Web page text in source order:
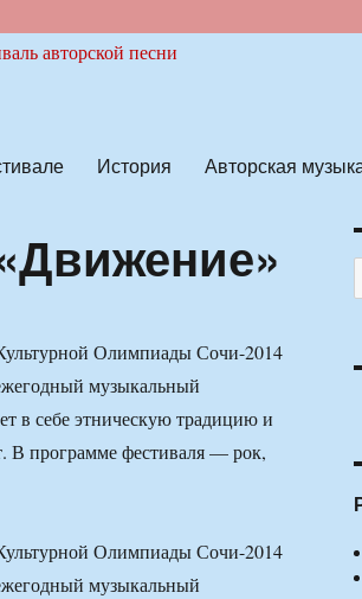
История Авторская
Олимпиады Сочи-2014
музыкальный
в себе этническую традицию и
В программе фестиваля — рок,
Олимпиады Сочи-2014
музыкальный